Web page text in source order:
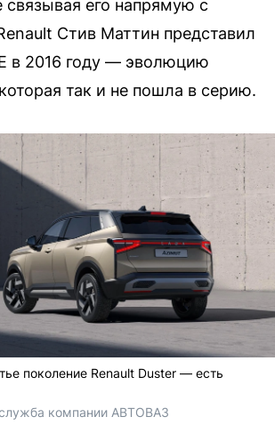
связывая его напрямую с
Стив Маттин представил
в 2016 году — эволюцию
так и не пошла в серию.
поколение Renault Duster — есть
компании АВТОВАЗ